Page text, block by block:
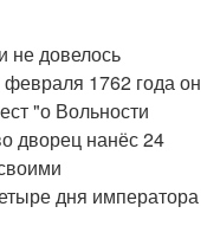
не довелось
февраля 1762 года он
"о Вольности
дворец нанёс 24
дня императора